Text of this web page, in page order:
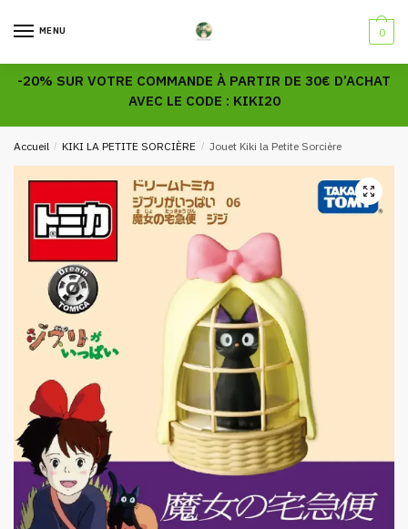
MENU 0
-20% SUR VOTRE COMMANDE À PARTIR DE 30€ D’ACHAT
AVEC LE CODE : KIKI20
Accueil / KIKI LA PETITE SORCIÈRE / Jouet Kiki la Petite Sorcière
🔍